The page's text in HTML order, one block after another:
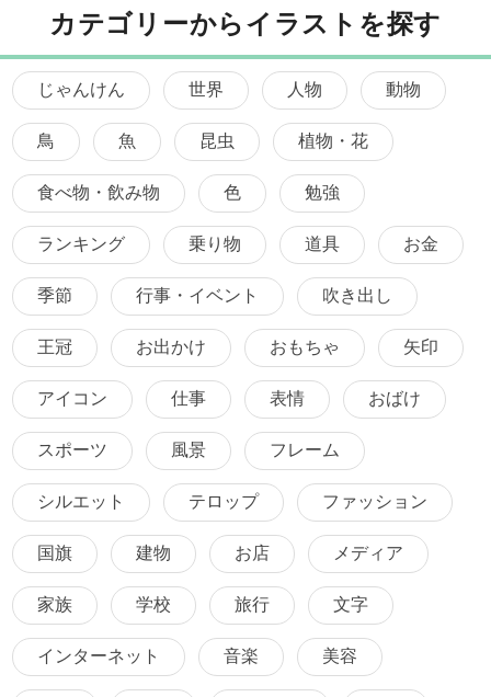
カテゴリーからイラストを探す
じゃんけん 世界 人物 動物
鳥 魚 昆虫 植物・花
食べ物・飲み物 色 勉強
ランキング 乗り物 道具 お金
季節 行事・イベント 吹き出し
王冠 お出かけ おもちゃ 矢印
アイコン 仕事 表情 おばけ
スポーツ 風景 フレーム
シルエット テロップ ファッション
国旗 建物 お店 メディア
家族 学校 旅行 文字
インターネット 音楽 美容